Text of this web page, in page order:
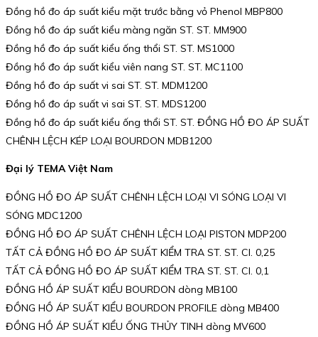
Đồng hồ đo áp suất kiểu mặt trước bằng vỏ Phenol MBP800
Đồng hồ đo áp suất kiểu màng ngăn ST. ST. MM900
Đồng hồ đo áp suất kiểu ống thổi ST. ST. MS1000
Đồng hồ đo áp suất kiểu viên nang ST. ST. MC1100
Đồng hồ đo áp suất vi sai ST. ST. MDM1200
Đồng hồ đo áp suất vi sai ST. ST. MDS1200
Đồng hồ đo áp suất kiểu ống thổi ST. ST. ĐỒNG HỒ ĐO ÁP SUẤT
CHÊNH LỆCH KÉP LOẠI BOURDON MDB1200
Đại lý TEMA Việt Nam
ĐỒNG HỒ ĐO ÁP SUẤT CHÊNH LỆCH LOẠI VI SÓNG LOẠI VI
SÓNG MDC1200
ĐỒNG HỒ ĐO ÁP SUẤT CHÊNH LỆCH LOẠI PISTON MDP200
TẤT CẢ ĐỒNG HỒ ĐO ÁP SUẤT KIỂM TRA ST. ST. Cl. 0,25
TẤT CẢ ĐỒNG HỒ ĐO ÁP SUẤT KIỂM TRA ST. ST. Cl. 0,1
ĐỒNG HỒ ÁP SUẤT KIỂU BOURDON dòng MB100
ĐỒNG HỒ ÁP SUẤT KIỂU BOURDON PROFILE dòng MB400
ĐỒNG HỒ ÁP SUẤT KIỂU ỐNG THỦY TINH dòng MV600